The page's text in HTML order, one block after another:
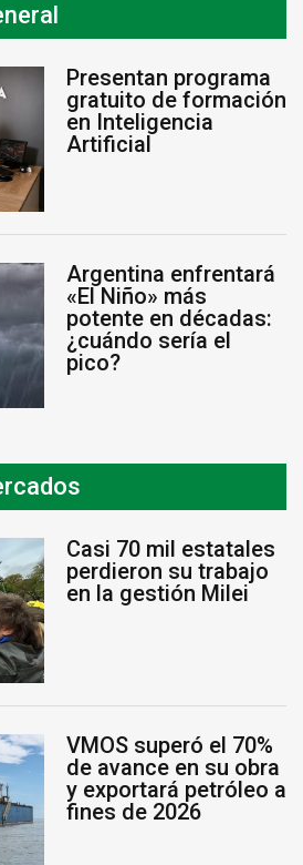
Presentan programa
gratuito de formación
en Inteligencia
Artificial
Argentina enfrentará
«El Niño» más
potente en décadas:
¿cuándo sería el
pico?
Casi 70 mil estatales
perdieron su trabajo
en la gestión Milei
VMOS superó el 70%
de avance en su obra
y exportará petróleo a
fines de 2026